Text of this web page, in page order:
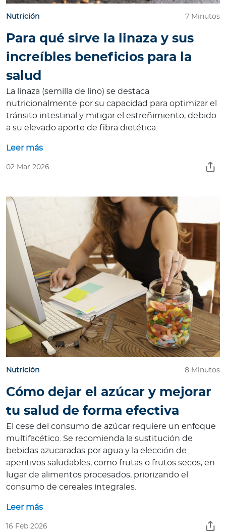
Nutrición 7 Minutos
Para qué sirve la linaza y sus
increíbles beneficios para la
salud
La linaza (semilla de lino) se destaca
nutricionalmente por su capacidad para optimizar el
tránsito intestinal y mitigar el estreñimiento, debido
a su elevado aporte de fibra dietética.
Leer más
02 Mar 2026
Nutrición 8 Minutos
Cómo dejar el azúcar y mejorar
tu salud de forma efectiva
El cese del consumo de azúcar requiere un enfoque
multifacético. Se recomienda la sustitución de
bebidas azucaradas por agua y la elección de
aperitivos saludables, como frutas o frutos secos, en
lugar de alimentos procesados, priorizando el
consumo de cereales integrales.
Leer más
16 Feb 2026